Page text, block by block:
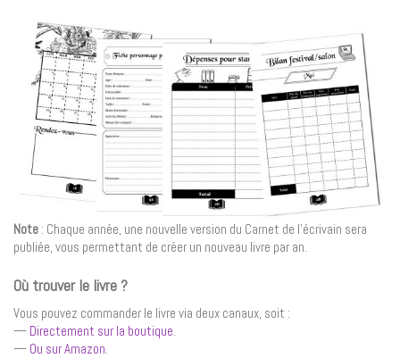
Note : Chaque année, une nouvelle version du Carnet de l’écrivain sera
publiée, vous permettant de créer un nouveau livre par an.
Où trouver le livre ?
Vous pouvez commander le livre via deux canaux, soit :
— Directement sur la boutique
— Ou sur Amazon